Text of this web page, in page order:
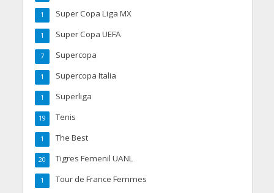
Super Copa Liga MX
1
Super Copa UEFA
1
Supercopa
7
Supercopa Italia
1
Superliga
1
Tenis
19
The Best
1
Tigres Femenil UANL
20
Tour de France Femmes
1